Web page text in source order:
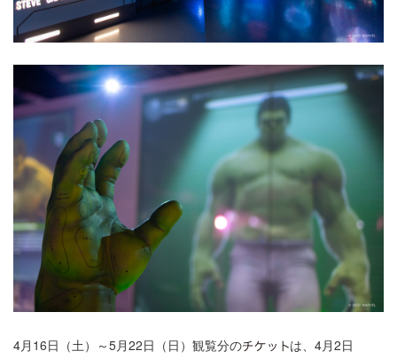
4月16日（土）～5月22日（日）観覧分の
は、4月2日